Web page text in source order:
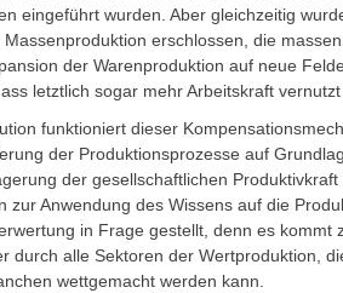
eingeführt wurden. Aber gleichzeitig
erschlossen, die
der Warenproduktion auf neue
letztlich sogar mehr Arbeitskraft
funktioniert dieser
der Produktionsprozesse auf
der gesellschaftlichen Produktivkraft
zur Anwendung des Wissens auf die
in Frage gestellt, denn es kommt
durch alle Sektoren der Wertproduktion,
wettgemacht werden kann.